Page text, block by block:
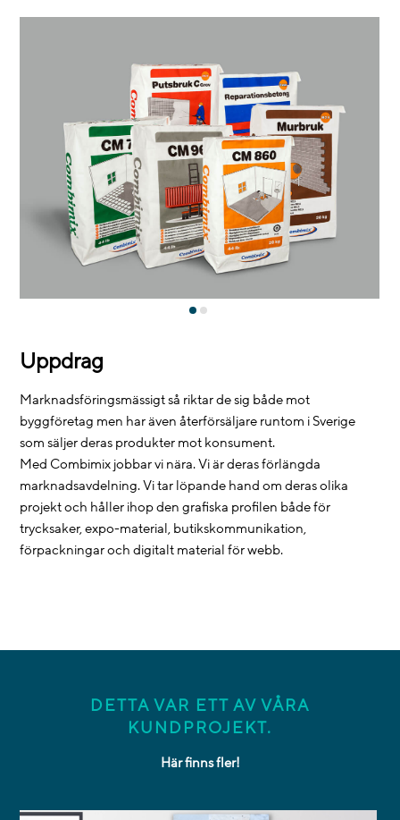
Uppdrag
Marknadsföringsmässigt så riktar de sig både mot
byggföretag men har även återförsäljare runtom i Sverige
som säljer deras produkter mot konsument.
Med Combimix jobbar vi nära. Vi är deras förlängda
marknadsavdelning. Vi tar löpande hand om deras olika
projekt och håller ihop den grafiska profilen både för
trycksaker, expo-material, butikskommunikation,
förpackningar och digitalt material för webb.
DETTA VAR ETT AV VÅRA
KUNDPROJEKT.
Här finns fler!